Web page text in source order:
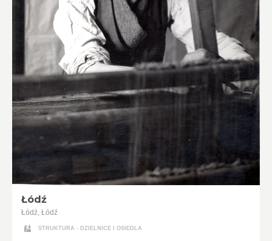
Łódź
Łódź, Łódź
STRUKTURA - DZIELNICE I OSIEDLA